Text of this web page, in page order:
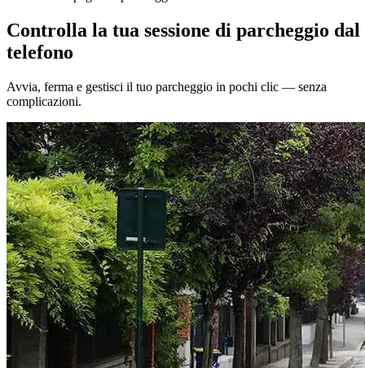
Controlla la tua sessione di parcheggio dal
telefono
Avvia, ferma e gestisci il tuo parcheggio in pochi clic — senza
complicazioni.